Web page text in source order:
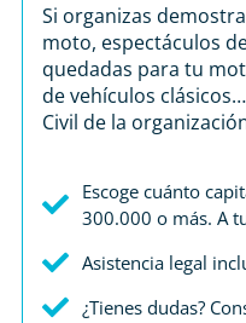
Si organizas
moto, espectáculos
quedadas para tu
de vehículos
Civil de la
Escoge cuánto
300.000 o más. A
Asistencia legal
¿Tienes dudas?